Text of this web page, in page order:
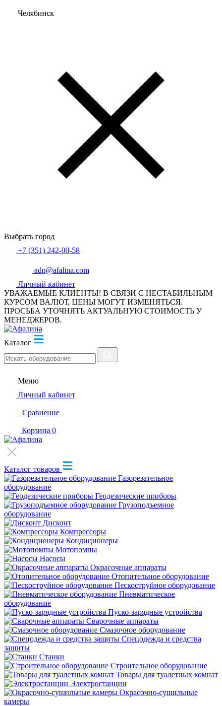
Челябинск
Выбрать город
+7 (351) 242-00-58
adp@afalina.com
Личный кабинет
УВАЖАЕМЫЕ КЛИЕНТЫ! В СВЯЗИ С НЕСТАБИЛЬНЫМ
КУРСОМ ВАЛЮТ, ЦЕНЫ МОГУТ ИЗМЕНЯТЬСЯ.
ПРОСЬБА УТОЧНЯТЬ АКТУАЛЬНУЮ СТОИМОСТЬ У
МЕНЕДЖЕРОВ.
Каталог
Меню
Личный кабинет
Сравнение
Корзина 0
Каталог товаров
Газорезательное
оборудование
Геодезические приборы
Грузоподъемное
оборудование
Дисконт
Компрессоры
Кондиционеры
Мотопомпы
Насосы
Окрасочные аппараты
Отопительное оборудование
Пескоструйное оборудование
Пневматическое
оборудование
Пуско-зарядные устройства
Сварочные аппараты
Смазочное оборудование
Спецодежда и средства
защиты
Станки
Строительное оборудование
Товары для туалетных комнат
Электростанции
Окрасочно-сушильные
камеры